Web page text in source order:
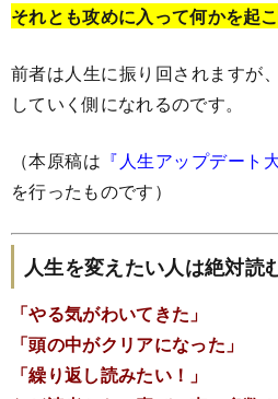
それとも攻めに入って何かを起こ
前者は人生に振り回されますが
していく側になれるのです。
（本原稿は 『人生アップデート
を行ったものです）
人生を変えたい人は絶対読
「やる気がわいてきた」
「頭の中がクリアになった」
「繰り返し読みたい！」